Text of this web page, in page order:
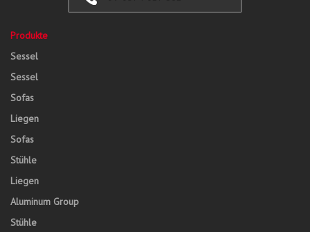
Produkte
Sessel
Sessel
Sofas
Liegen
Sofas
Stühle
Liegen
Aluminum Group
Stühle